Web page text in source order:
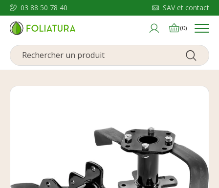
03 88 50 78 40 SAV et contact
(0) Menu